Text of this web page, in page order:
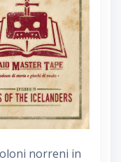
norreni in